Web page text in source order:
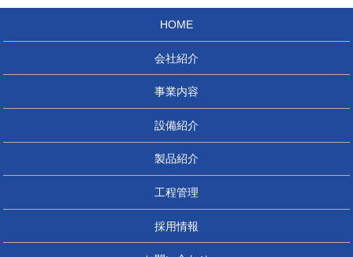
HOME
会社紹介
事業内容
設備紹介
製品紹介
工程管理
採用情報